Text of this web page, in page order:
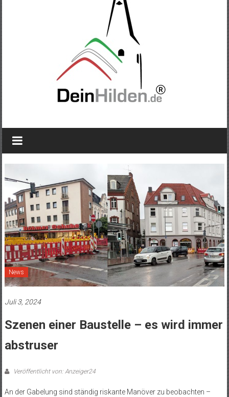
News
Juli 3, 2024
Szenen einer Baustelle – es wird immer
abstruser
Veröffentlicht von: Anzeiger24
An der Gabelung sind ständig riskante Manöver zu beobachten –